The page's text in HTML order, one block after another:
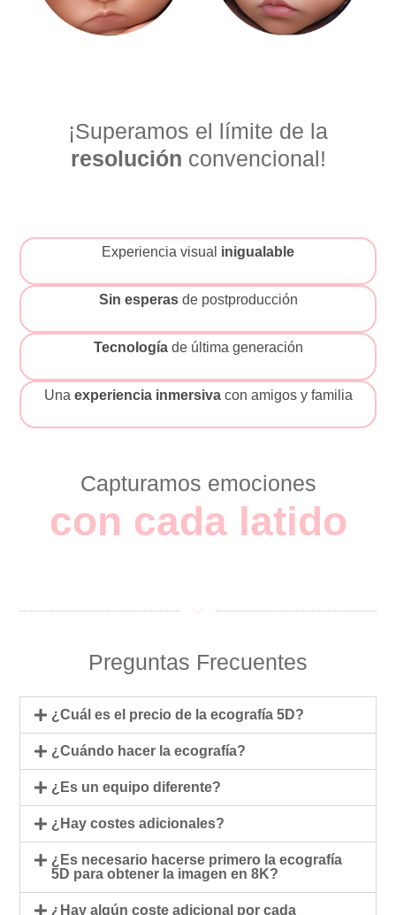
¡Superamos el límite de la
resolución convencional!
Experiencia visual inigualable
Sin esperasde postproducción
Tecnologíade última generación
Una experiencia inmersivacon amigos y familia
Capturamos emociones
con cada latido
Preguntas Frecuentes
¿Cuál es el precio de la ecografía 5D?
¿Cuándo hacer la ecografía?
¿Es un equipo diferente?
¿Hay costes adicionales?
¿Es necesario hacerse primero la ecografía
5D para obtener la imagen en 8K?
¿Hay algún coste adicional por cada